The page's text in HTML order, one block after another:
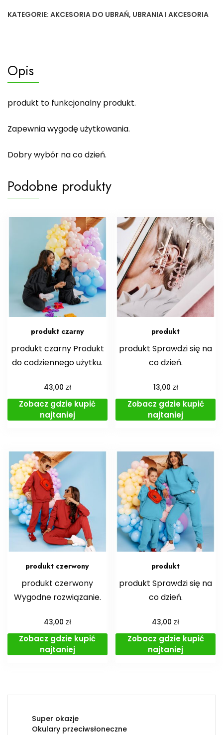
KATEGORIE: AKCESORIA DO UBRAŃ, UBRANIA I AKCESORIA
Opis
produkt to funkcjonalny produkt.
Zapewnia wygodę użytkowania.
Dobry wybór na co dzień.
Podobne produkty
produkt czarny
produkt czarny Produkt
do codziennego użytku.
43,00 zł
Zobacz gdzie kupić
najtaniej
produkt
produkt Sprawdzi się na
co dzień.
13,00 zł
Zobacz gdzie kupić
najtaniej
produkt czerwony
produkt czerwony
Wygodne rozwiązanie.
43,00 zł
Zobacz gdzie kupić
najtaniej
produkt
produkt Sprawdzi się na
co dzień.
43,00zł
Zobacz gdzie kupić
najtaniej
Super okazje
Okulary przeciwsłoneczne